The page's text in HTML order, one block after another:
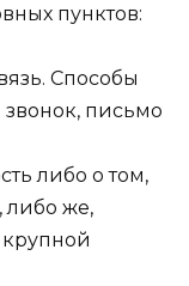
пунктов:
Способы
письмо
либо о том,
либо же,